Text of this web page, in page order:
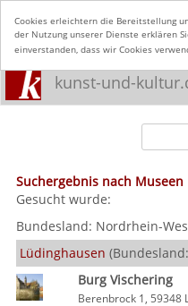
Cookies erleichtern die Bereitstellung
der Nutzung unserer Dienste erklären
einverstanden, dass wir Cookies
kunst-und-
Suchergebnis nach Museen
Gesucht wurde:
Bundesland: Nordrhein-
Lüdinghausen
Burg Vischering
Berenbrock 1, 59348